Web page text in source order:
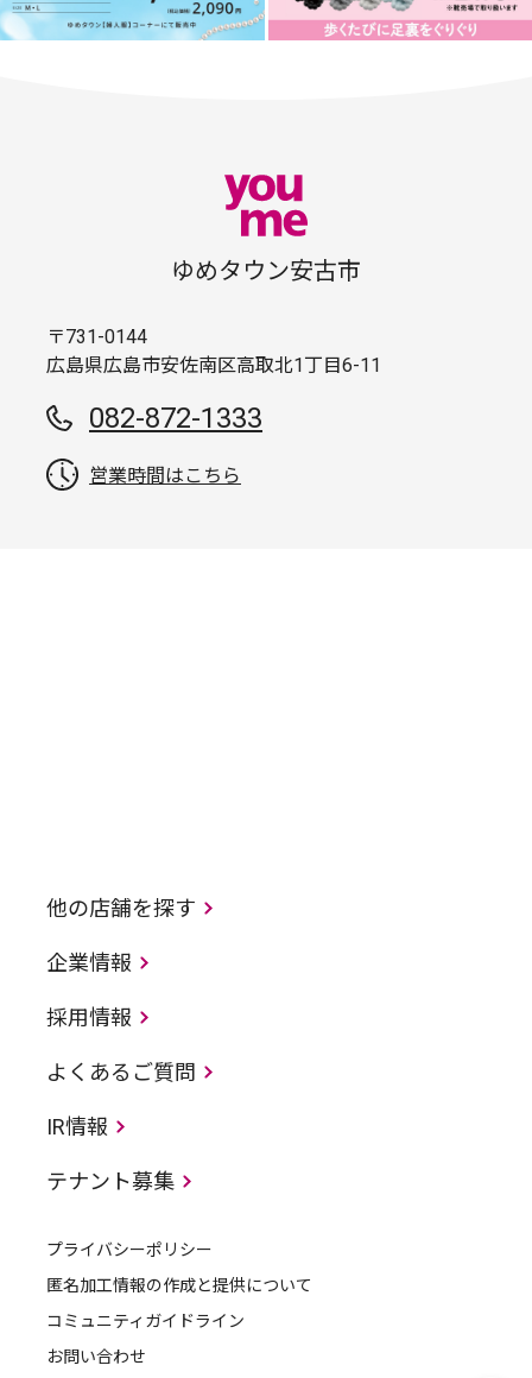
ゆめタウン安古市
〒731-0144
広島県広島市安佐南区高取北1丁目6-11
082-872-1333
営業時間はこちら
他の店舗を探す
企業情報
採用情報
よくあるご質問
IR情報
テナント募集
プライバシーポリシー
匿名加工情報の作成と提供について
コミュニティガイドライン
お問い合わせ